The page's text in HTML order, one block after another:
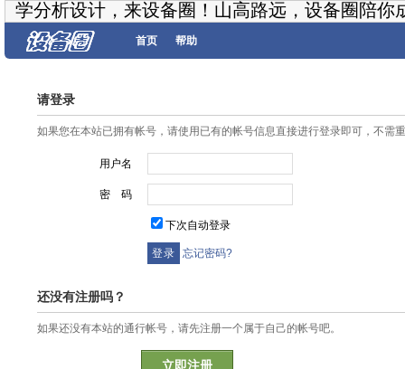
学分析设计，来设备圈！山高路远，设备圈陪你
首页 帮助
请登录
如果您在本站已拥有帐号，请使用已有的帐号信息直接进行登录即可，不需
用户名
密 码
下次自动登录
忘记密码?
还没有注册吗？
如果还没有本站的通行帐号，请先注册一个属于自己的帐号吧。
立即注册